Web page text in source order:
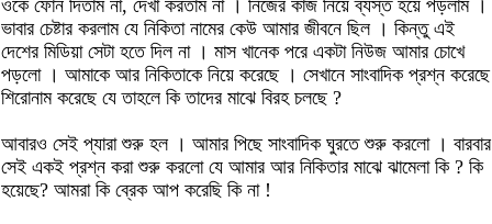
ওকে ফোন দিতাম না, দেখা করতাম না । নিজের কাজ নিয়ে ব্যস্ত হয়ে পড়লাম ।
ভাবার চেষ্টার করলাম যে নিকিতা নামের কেউ আমার জীবনে ছিল । কিন্তু এই
দেশের মিডিয়া সেটা হতে দিল না । মাস খানেক পরে একটা নিউজ আমার চোখে
পড়লো । আমাকে আর নিকিতাকে নিয়ে করেছে । সেখানে সাংবাদিক প্রশ্ন করেছে
শিরোনাম করেছে যে তাহলে কি তাদের মাঝে বিরহ চলছে ?
আবারও সেই প্যারা শুরু হল । আমার পিছে সাংবাদিক ঘুরতে শুরু করলো । বারবার
সেই একই প্রশ্ন করা শুরু করলো যে আমার আর নিকিতার মাঝে ঝামেলা কি ? কি
হয়েছে? আমরা কি ব্রেক আপ করেছি কি না !